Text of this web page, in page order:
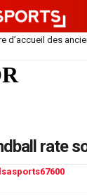
d’accueil des
rate